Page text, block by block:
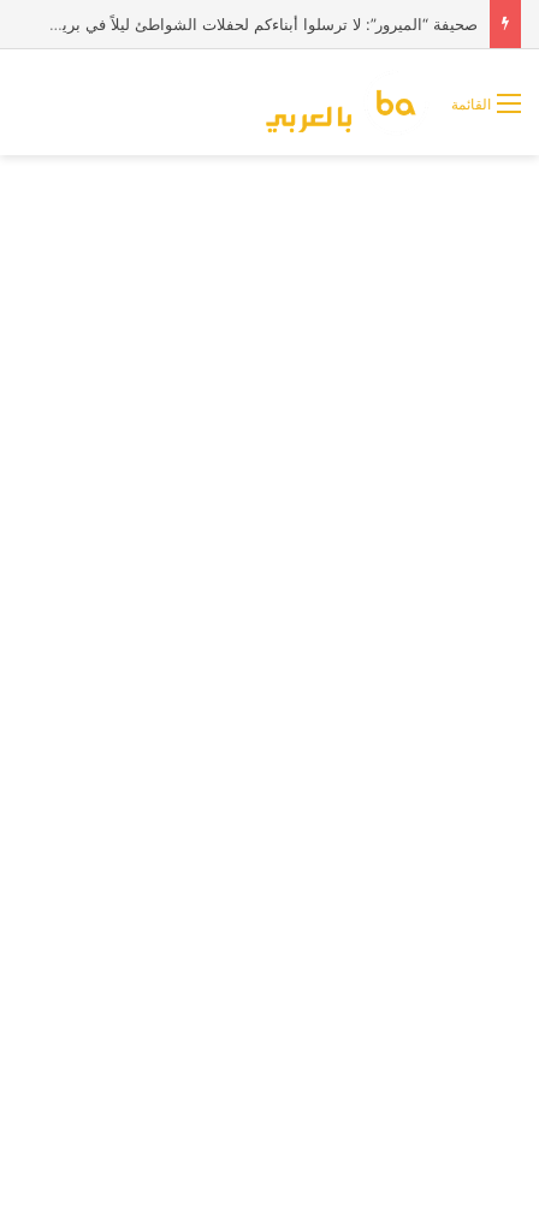
صحيفة “الميرور”: لا ترسلوا أبناءكم لحفلات الشواطئ ليلاً في بريطانيا
القائمة